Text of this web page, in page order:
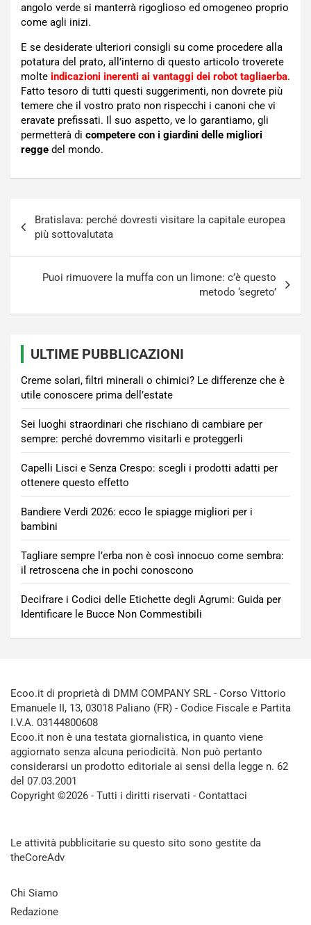
angolo verde si manterrà rigoglioso ed omogeneo proprio
come agli inizi.
E se desiderate ulteriori consigli su come procedere alla
potatura del prato, all’interno di questo articolo troverete
molte indicazioni inerenti ai vantaggi dei robot tagliaerba.
Fatto tesoro di tutti questi suggerimenti, non dovrete più
temere che il vostro prato non rispecchi i canoni che vi
eravate prefissati. Il suo aspetto, ve lo garantiamo, gli
permetterà di competere con i giardini delle migliori
regge del mondo.
articoli
Bratislava: perché dovresti visitare la capitale europea
più sottovalutata
Puoi rimuovere la muffa con un limone: c’è questo
metodo ‘segreto’
ULTIME PUBBLICAZIONI
Creme solari, filtri minerali o chimici? Le differenze che è
utile conoscere prima dell’estate
Sei luoghi straordinari che rischiano di cambiare per
sempre: perché dovremmo visitarli e proteggerli
Capelli Lisci e Senza Crespo: scegli i prodotti adatti per
ottenere questo effetto
Bandiere Verdi 2026: ecco le spiagge migliori per i
bambini
Tagliare sempre l’erba non è così innocuo come sembra:
il retroscena che in pochi conoscono
Decifrare i Codici delle Etichette degli Agrumi: Guida per
Identificare le Bucce Non Commestibili
Ecoo.it di proprietà di DMM COMPANY SRL - Corso Vittorio
Emanuele II, 13, 03018 Paliano (FR) - Codice Fiscale e Partita
I.V.A. 03144800608
Ecoo.it non è una testata giornalistica, in quanto viene
aggiornato senza alcuna periodicità. Non può pertanto
considerarsi un prodotto editoriale ai sensi della legge n. 62
del 07.03.2001
Copyright ©2026 - Tutti i diritti riservati - Contattaci
Le attività pubblicitarie su questo sito sono gestite da
theCoreAdv
Chi Siamo
Redazione